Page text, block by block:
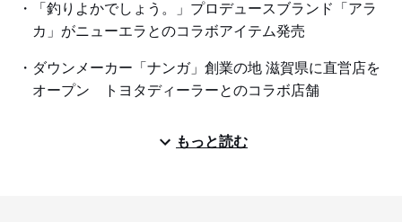
「釣りよかでしょう。」プロデュースブランド「アラ
カ」がニューエラとのコラボアイテム発売
ダウンメーカー「ナンガ」創業の地 滋賀県に直営店を
オープン トヨタディーラーとのコラボ店舗
もっと読む